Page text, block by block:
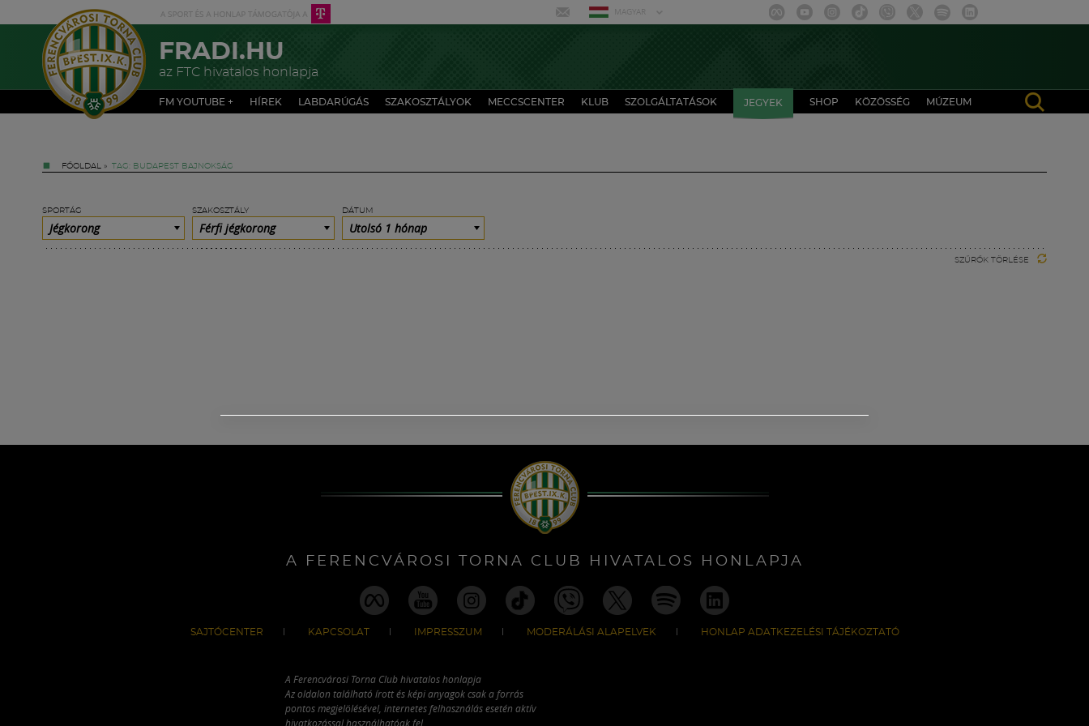
MAGYAR
FRADI.HU
az FTC hivatalos honlapja
FM YOUTUBE + HÍREK LABDARÚGÁS SZAKOSZTÁLYOK MECCSCENTER KLUB SZOLGÁLTATÁSOK JEGYEK SHOP KÖZÖSSÉG MÚZEUM
FŐOLDAL » TAG: BUDAPEST BAJNOKSÁG
SPORTÁG
Jégkorong
SZAKOSZTÁLY
Férfi jégkorong
DÁTUM
Utolsó 1 hónap
SZŰRŐK TÖRLÉSE
A FERENCVÁROSI TORNA CLUB HIVATALOS HONLAPJA
SAJTÓCENTER KAPCSOLAT IMPRESSZUM MODERÁLÁSI ALAPELVEK HONLAP ADATKEZELÉSI TÁJÉKOZTATÓ
A Ferencvárosi Torna Club hivatalos honlapja
Az oldalon található írott és képi anyagok csak a forrás
pontos megjelölésével, internetes felhasználás esetén aktív
hivatkozással használhatóak fel.